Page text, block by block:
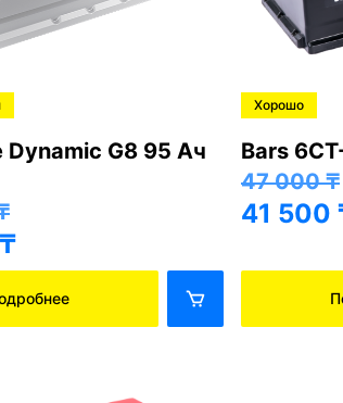
Bars6СТ-90 АПЗ (левый+)
41 500